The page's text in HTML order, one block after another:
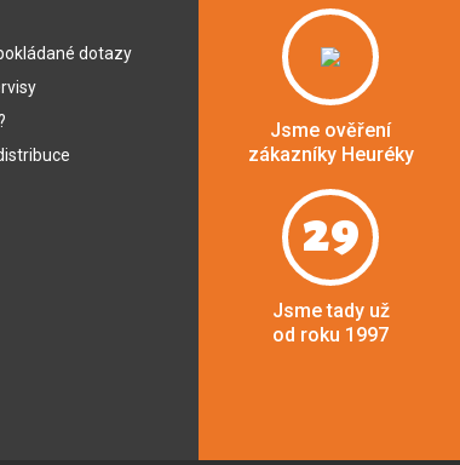
dotazy
Jsme ověření
zákazníky Heuréky
29
Jsme tady už
od roku 1997